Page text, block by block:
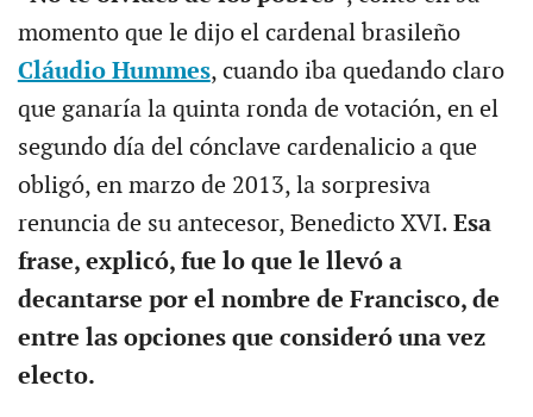
momento que le dijo el cardenal brasileño
Cláudio Hummes, cuando iba quedando claro
que ganaría la quinta ronda de votación, en el
segundo día del cónclave cardenalicio a que
obligó, en marzo de 2013, la sorpresiva
renuncia de su antecesor, Benedicto XVI. Esa
frase, explicó, fue lo que le llevó a
decantarse por el nombre de Francisco, de
entre las opciones que consideró una vez
electo.